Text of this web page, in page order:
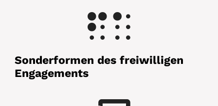
Sonderformen des freiwilligen
Engagements